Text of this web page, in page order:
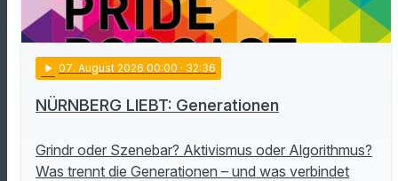
play_arrow 07. August 2026 00:00 · 32:36
NÜRNBERG LIEBT: Generationen
Grindr oder Szenebar? Aktivismus oder Algorithmus?
Was trennt die Generationen – und was verbindet